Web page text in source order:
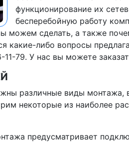
функционирование их
бесперебойную работу
можем сделать, а также
какие-либо вопросы
79. У нас вы можете
различные виды монтажа,
некоторые из наиболее
предусматривает